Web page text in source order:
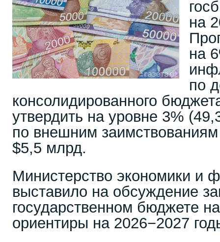
на
на
по
консолидированного
утвердить на уровне 3%
по внешним
$5,5 млрд.
Министерство экономики и
выставило на обсуждение
государственном бюджете
ориентиры на 2026−2027